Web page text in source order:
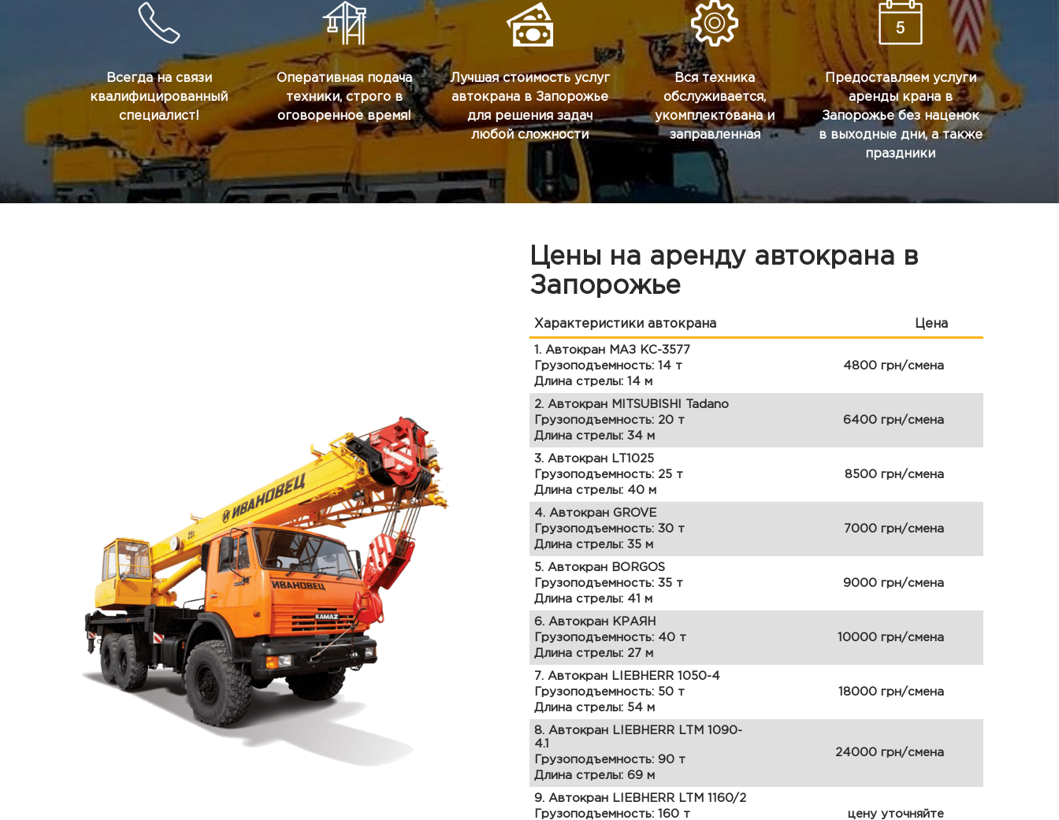
Всегда на связи
квалифицированный
специалист!
Оперативная подача
техники, строго в
оговоренное время!
Лучшая стоимость услуг
автокрана в Запорожье
для решения задач
любой сложности
Вся техника
обслуживается,
укомплектована и
заправленная
Предоставляем услуги
аренды крана в
Запорожье без наценок
в выходные дни, а также
праздники
Цены на аренду автокрана в
Запорожье
Характеристики автокрана Цена
1. Автокран МАЗ КС-3577
Грузоподъемность: 14 т
Длина стрелы: 14 м
4800 грн/смена
2. Автокран MITSUBISHI Tadano
Грузоподъемность: 20 т
Длина стрелы: 34 м
6400 грн/смена
3. Автокран LT1025
Грузоподъемность: 25 т
Длина стрелы: 40 м
8500 грн/смена
4. Автокран GROVE
Грузоподъемность: 30 т
Длина стрелы: 35 м
7000 грн/смена
5. Автокран BORGOS
Грузоподъемность: 35 т
Длина стрелы: 41 м
9000 грн/смена
6. Автокран КРАЯН
Грузоподъемность: 40 т
Длина стрелы: 27 м
10000 грн/смена
7. Автокран LIEBHERR 1050-4
Грузоподъемность: 50 т
Длина стрелы: 54 м
18000 грн/смена
8. Автокран LIEBHERR LTM 1090-
4.1
Грузоподъемность: 90 т
Длина стрелы: 69 м
24000 грн/смена
9. Автокран LIEBHERR LTM 1160/2
Грузоподъемность: 160 т
цену уточняйте